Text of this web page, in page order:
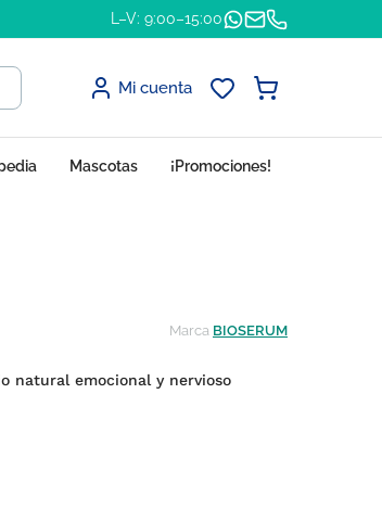
L–V: 9:00–15:00
Mi cuenta
Mascotas ¡Promociones!
Marca BIOSERUM
natural emocional y nervioso